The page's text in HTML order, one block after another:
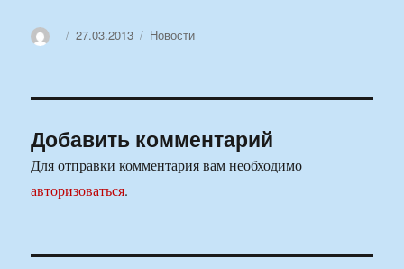
АвторОпубликовано
27.03.2013 Рубрики
Новости
Добавить комментарий
Для отправки комментария вам необходимо
авторизоваться.